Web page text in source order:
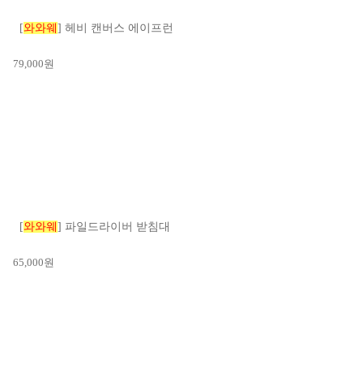
[와와웨 ] 헤비 캔버스 에이프런
79,000원
[와와웨 ] 파일드라이버 받침대
65,000원